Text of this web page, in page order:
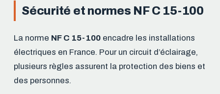
Sécurité et normes NF C 15-100
La norme NF C 15-100 encadre les installations
électriques en France. Pour un circuit d’éclairage,
plusieurs règles assurent la protection des biens et
des personnes.